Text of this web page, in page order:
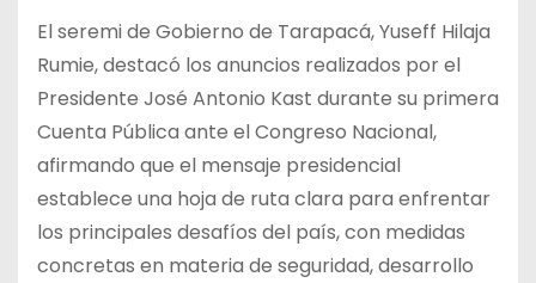
El seremi de Gobierno de Tarapacá, Yuseff Hilaja
Rumie, destacó los anuncios realizados por el
Presidente José Antonio Kast durante su primera
Cuenta Pública ante el Congreso Nacional,
afirmando que el mensaje presidencial
establece una hoja de ruta clara para enfrentar
los principales desafíos del país, con medidas
concretas en materia de seguridad, desarrollo